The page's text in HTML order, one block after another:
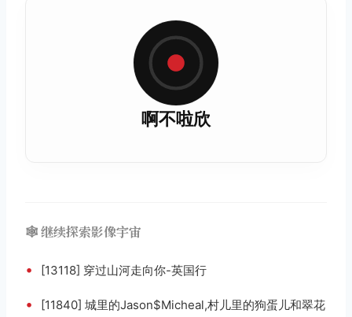
啊不啦欣
🕸️ 继续探索影像宇宙
• [13118] 穿过山河走向你-英国行
•
[11840] 城里的Jason$Micheal,村儿里的狗蛋儿和翠花